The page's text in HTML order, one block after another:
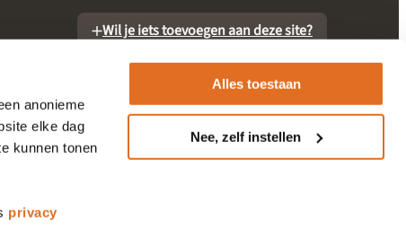
anonieme
elke dag
kunnen tonen
privacy
Alles toestaan
Nee, zelf instellen
Wil je iets toevoegen aan deze site?